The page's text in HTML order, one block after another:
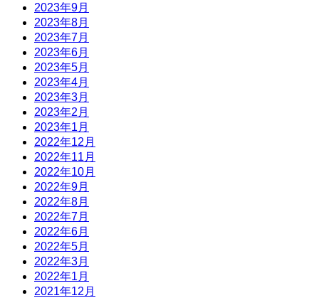
2023年9月
2023年8月
2023年7月
2023年6月
2023年5月
2023年4月
2023年3月
2023年2月
2023年1月
2022年12月
2022年11月
2022年10月
2022年9月
2022年8月
2022年7月
2022年6月
2022年5月
2022年3月
2022年1月
2021年12月